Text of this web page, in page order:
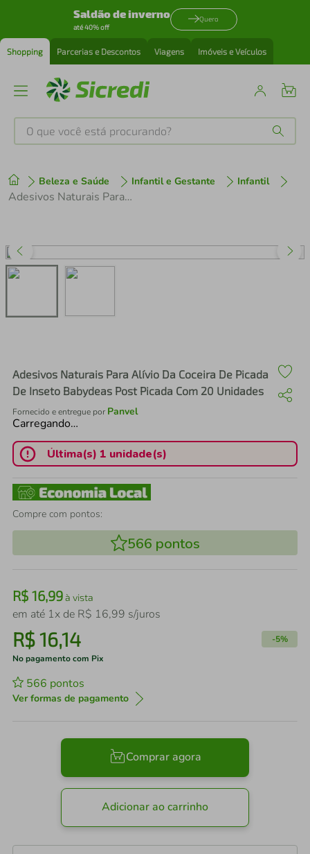
Saldão de inverno
até 40% off
Quero
Shopping Parcerias e Descontos Viagens Imóveis e Veículos
O que você está procurando?
Beleza e Saúde Infantil e Gestante Infantil
Adesivos Naturais Para Alívio Da Coceira De Picada De Inseto Babydeas Post Picada Com 20 Unidades
Adesivos Naturais Para Alívio Da Coceira De Picada
De Inseto Babydeas Post Picada Com 20 Unidades
Fornecido e entregue por Panvel
Carregando…
Última(s) 1 unidade(s)
Compre com pontos:
566 pontos
R$ 16,99à vista
em até 1x de R$ 16,99 s/juros
R$16,14 -5%
No pagamento com Pix
566 pontos
Ver formas de pagamento
Comprar agora
Adicionar ao carrinho
1º tenis
perfume